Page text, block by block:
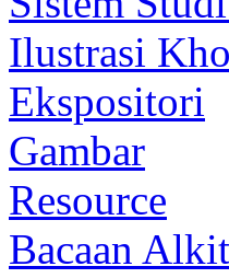
Ilustrasi
Ekspositori
Gambar
Resource
Bacaan